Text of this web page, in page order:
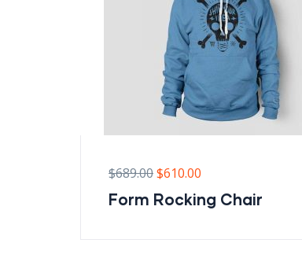
$689.00$610.00
Form Rocking Chair